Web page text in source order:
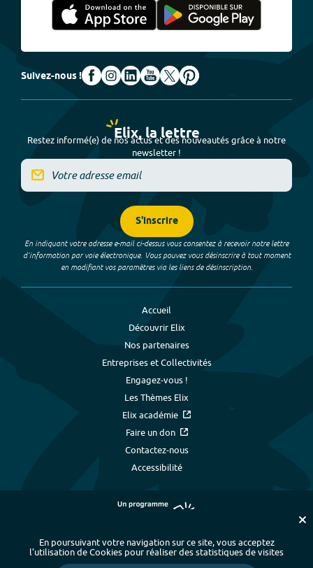
Suivez-nous !
Elix, la lettre
Restez informé(e) de nos actus et des nouveautés grâce à notre
newsletter !
S'inscrire
En indiquant votre adresse e-mail ci-dessus vous consentez à recevoir notre lettre
d’information par voie électronique. Vous pouvez vous désinscrire à tout moment
en modifiant vos paramètres via les liens de désinscription.
Accueil
Découvrir Elix
Nos partenaires
Entreprises et Collectivités
Engagez-vous !
Les Thèmes Elix
Elix académie
Faire un don
Contactez-nous
Accessibilité
En poursuivant votre navigation sur ce site, vous acceptez
l’utilisation de Cookies pour réaliser des statistiques de visites